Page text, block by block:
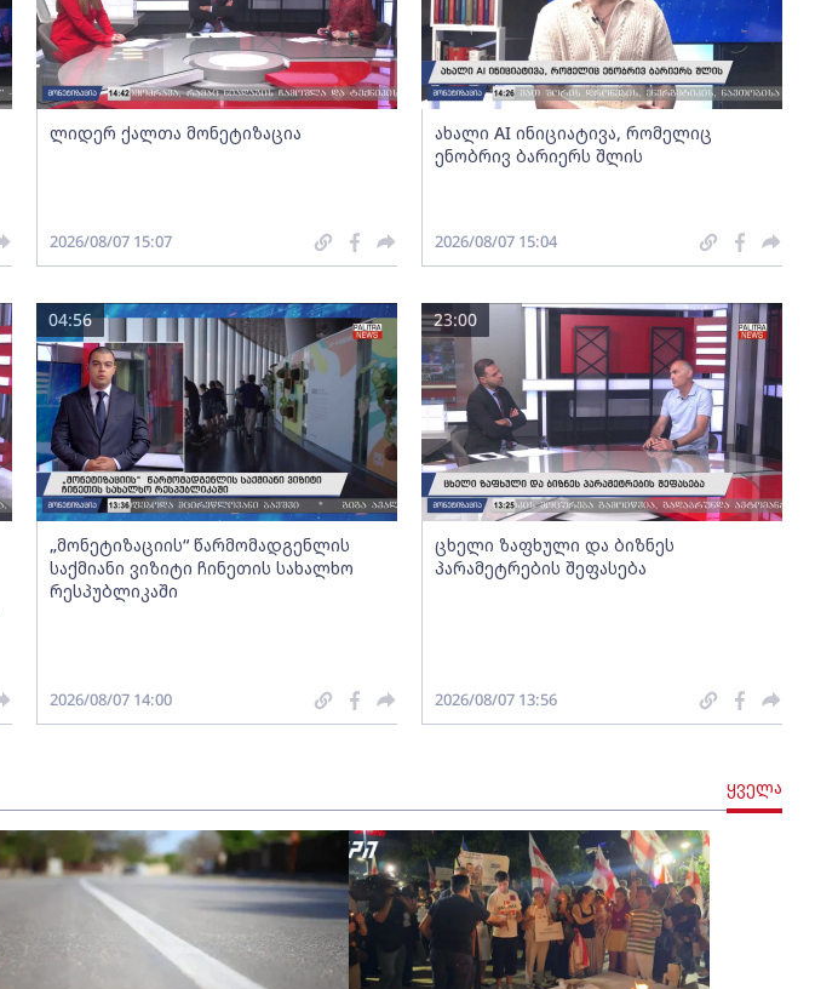
ლიდერ ქალთა მონეტიზაცია
2026/08/07 15:07
ახალი AI ინიციატივა, რომელიც
ენობრივ ბარიერს შლის
2026/08/07 15:04
„მონეტიზაციის“ წარმომადგენლის
საქმიანი ვიზიტი ჩინეთის სახალხო
რესპუბლიკაში
04:56
2026/08/07 14:00
ცხელი ზაფხული და ბიზნეს
პარამეტრების შეფასება
23:00
2026/08/07 13:56
ყველა